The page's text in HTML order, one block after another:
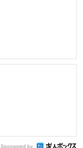
Sponsored by